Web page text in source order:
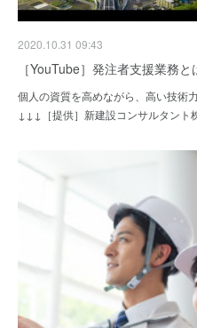
2020.10.31 09:43
［YouTube］発注者支援業務
個人の資質を高めながら、高い技術
↓↓↓［提供］新建設コンサルタン